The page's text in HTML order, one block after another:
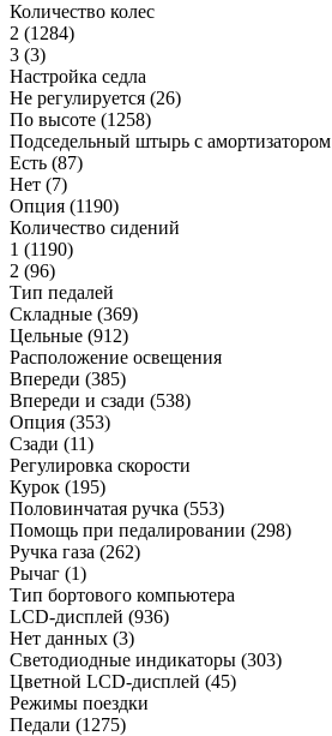
Количество колес
2 (1284)
3 (3)
Настройка седла
Не регулируется (26)
По высоте (1258)
Подседельный штырь с амортизатором
Есть (87)
Нет (7)
Опция (1190)
Количество сидений
1 (1190)
2 (96)
Тип педалей
Складные (369)
Цельные (912)
Расположение освещения
Впереди (385)
Впереди и сзади (538)
Опция (353)
Сзади (11)
Регулировка скорости
Курок (195)
Половинчатая ручка (553)
Помощь при педалировании (298)
Ручка газа (262)
Рычаг (1)
Тип бортового компьютера
LCD-дисплей (936)
Нет данных (3)
Светодиодные индикаторы (303)
Цветной LCD-дисплей (45)
Режимы поездки
Педали (1275)